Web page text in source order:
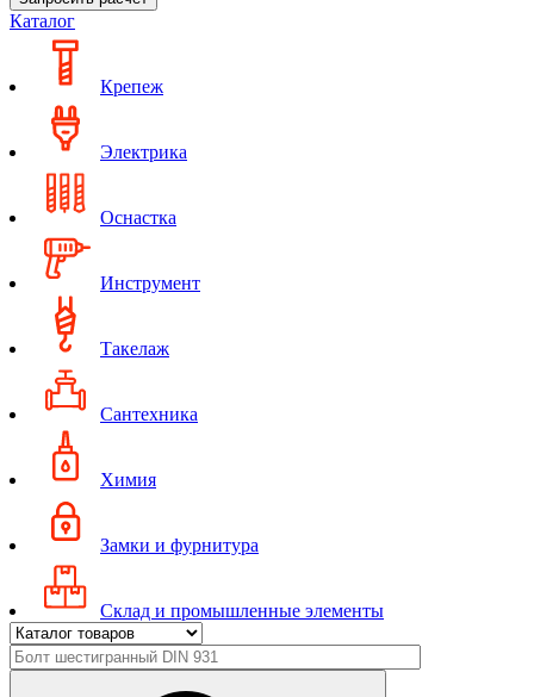
Каталог
Крепеж
Электрика
Оснастка
Инструмент
Такелаж
Сантехника
Химия
Замки и фурнитура
Склад и промышленные элементы